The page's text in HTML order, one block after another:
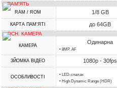
ПАМ'ЯТЬ
RAM / ROM 1/8 GB
КАРТА ПАМ'ЯТІ до 64GB
ОСН. КАМЕРА
КАМЕРА
Одинарна
• 8MP, AF
ЗЙОМКА ВІДЕО 1080p - 30fps
ОСОБЛИВОСТІ
• LED-спалах
• High Dynamic Range (HDR)